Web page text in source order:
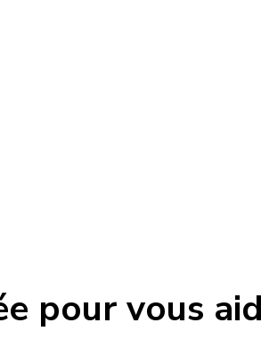
pour vous